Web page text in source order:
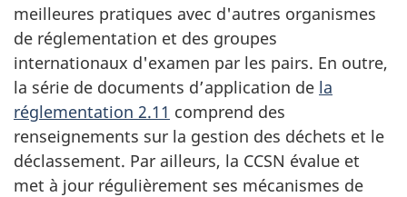
meilleures pratiques avec d'autres organismes
de réglementation et des groupes
internationaux d'examen par les pairs. En outre,
la série de documents d’application de la
réglementation 2.11 comprend des
renseignements sur la gestion des déchets et le
déclassement. Par ailleurs, la CCSN évalue et
met à jour régulièrement ses mécanismes de